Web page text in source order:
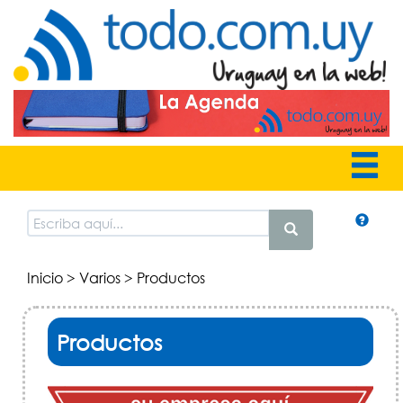
Inicio> Varios> Productos
Productos